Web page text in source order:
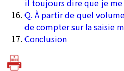
il toujours dire que je
Q. À partir de quel
de compter sur la saisie
Conclusion